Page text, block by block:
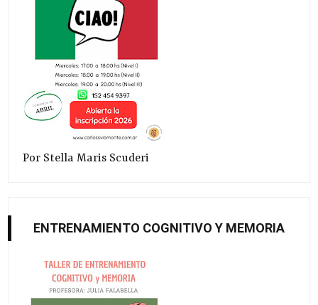
Por Stella Maris Scuderi
ENTRENAMIENTO COGNITIVO Y MEMORIA